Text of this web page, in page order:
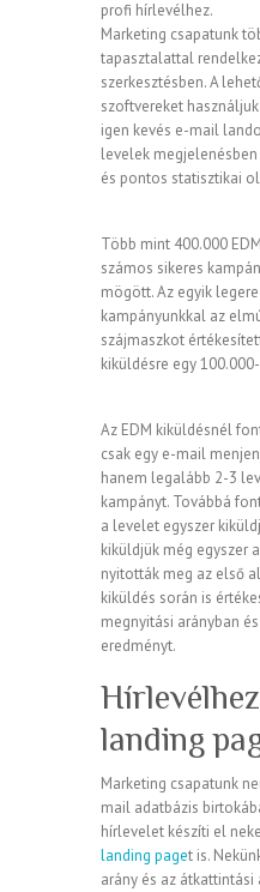
profi hírlevélhez.
Marketing csapatunk
tapasztalattal
szerkesztésben. A
szoftvereket
igen kevés e-mail
levelek
és pontos statisztikai
Több mint 400.000
számos sikeres
mögött. Az egyik
kampányunkkal az
szájmaszkot
kiküldésre egy
Az EDM kiküldésnél
csak egy e-mail
hanem legalább 2-3
kampányt. Továbbá
a levelet egyszer
kiküldjük még egyszer
nyitották meg az első
kiküldés során is
megnyitási arányban
eredményt.
landing
Marketing csapatunk
mail adatbázis
hírlevelet készíti el
landing paget is.
arány és az